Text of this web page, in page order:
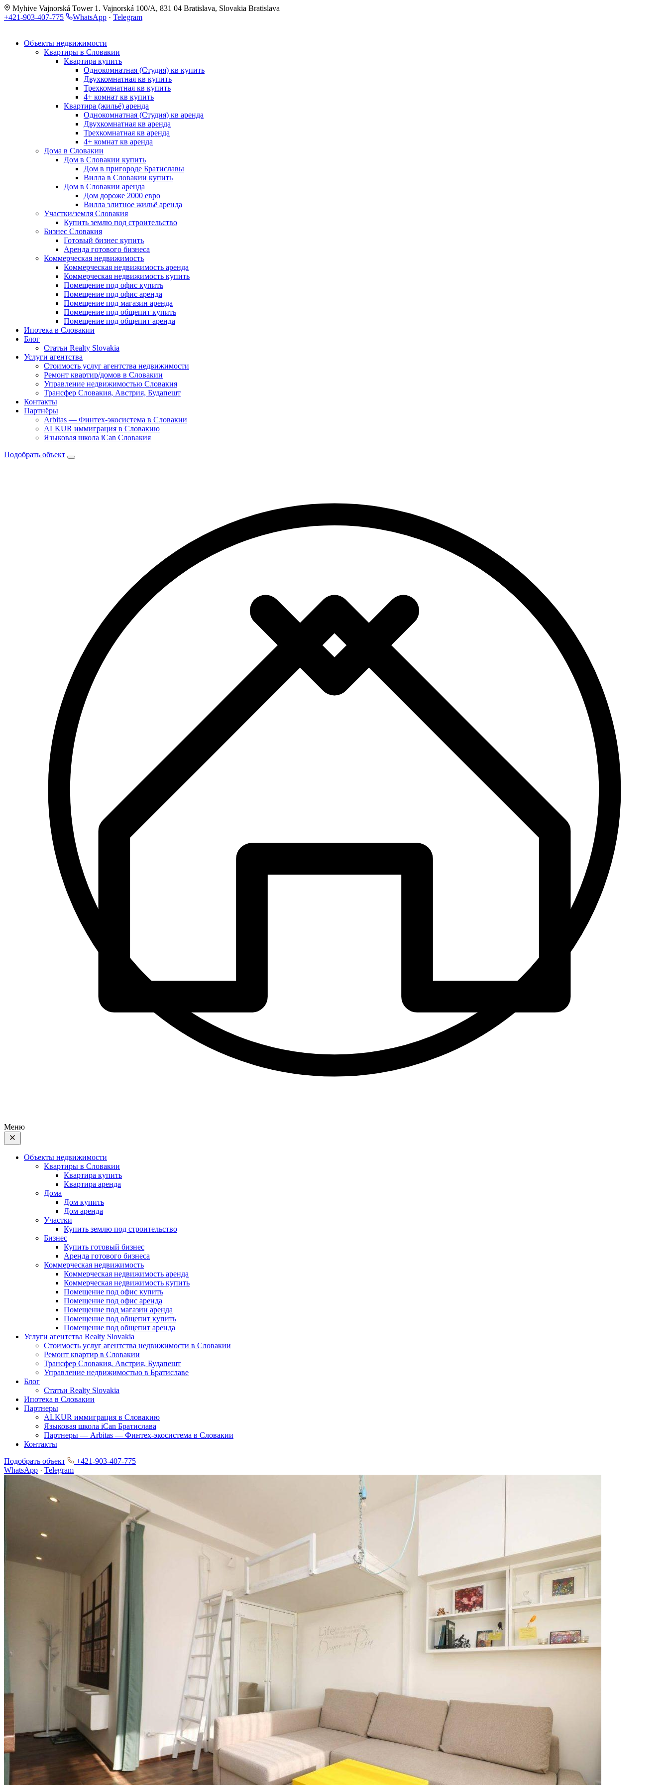
Myhive Vajnorská Tower 1. Vajnorská 100/A, 831 04 Bratislava, Slovakia Bratislava
+421-903-407-775
WhatsApp · Telegram
Объекты недвижимости
Квартиры в Словакии
Квартира купить
Однокомнатная (Студия) кв купить
Двухкомнатная кв купить
Трехкомнатная кв купить
4+ комнат кв купить
Квартира (жильё) аренда
Однокомнатная (Студия) кв аренда
Двухкомнатная кв аренда
Трехкомнатная кв аренда
4+ комнат кв аренда
Дома в Словакии
Дом в Словакии купить
Дом в пригороде Братиславы
Вилла в Словакии купить
Дом в Словакии аренда
Дом дороже 2000 евро
Вилла элитное жильё аренда
Участки/земля Словакия
Купить землю под строительство
Бизнес Словакия
Готовый бизнес купить
Аренда готового бизнеса
Коммерческая недвижимость
Коммерческая недвижимость аренда
Коммерческая недвижимость купить
Помещение под офис купить
Помещение под офис аренда
Помещение под магазин аренда
Помещение под общепит купить
Помещение под общепит аренда
Ипотека в Словакии
Блог
Статьи Realty Slovakia
Услуги агентства
Стоимость услуг агентства недвижимости
Ремонт квартир/домов в Словакии
Управление недвижимостью Словакия
Трансфер Словакия, Австрия, Будапешт
Контакты
Партнёры
Arbitas — Финтех-экосистема в Словакии
ALKUR иммиграция в Словакию
Языковая школа iCan Словакия
Подобрать объект
Меню
Объекты недвижимости
Квартиры в Словакии
Квартира купить
Квартира аренда
Дома
Дом купить
Дом аренда
Участки
Купить землю под строительство
Бизнес
Купить готовый бизнес
Аренда готового бизнеса
Коммерческая недвижимость
Коммерческая недвижимость аренда
Коммерческая недвижимость купить
Помещение под офис купить
Помещение под офис аренда
Помещение под магазин аренда
Помещение под общепит купить
Помещение под общепит аренда
Услуги агентства Realty Slovakia
Стоимость услуг агентства недвижимости в Словакии
Ремонт квартир в Словакии
Трансфер Словакия, Австрия, Будапешт
Управление недвижимостью в Братиславе
Блог
Статьи Realty Slovakia
Ипотека в Словакии
Партнеры
ALKUR иммиграция в Словакию
Языковая школа iCan Братислава
Партнеры — Arbitas — Финтех-экосистема в Словакии
Контакты
Подобрать объект
+421-903-407-775
WhatsApp · Telegram